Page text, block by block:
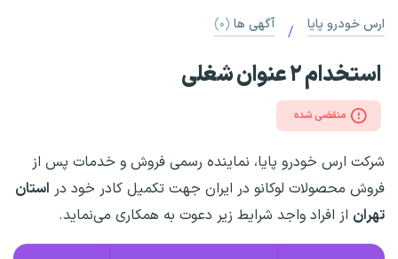
ارس خودرو پایا / آگهی ها (۰)
استخدام ۲ عنوان شغلی
منقضی شده
شرکت ارس خودرو پایا، نماینده رسمی فروش و خدمات پس از
فروش محصولات لوکانو در ایران جهت تکمیل کادر خود در استان‌
تهران از افراد واجد شرایط زیر دعوت به همکاری می‌نماید.